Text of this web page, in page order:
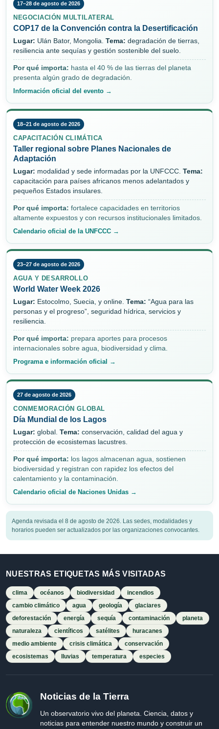
17–28 de agosto de 2026
NEGOCIACIÓN MULTILATERAL
COP17 de la Convención contra la Desertificación
Lugar: Ulán Bator, Mongolia. Tema: degradación de tierras,
resiliencia ante sequías y gestión sostenible del suelo.
Por qué importa: hasta el 40 % de las tierras del planeta
presenta algún grado de degradación.
Información oficial del evento →
18–21 de agosto de 2026
CAPACITACIÓN CLIMÁTICA
Taller regional sobre Planes Nacionales de
Adaptación
Lugar: modalidad y sede informadas por la UNFCCC. Tema:
capacitación para países africanos menos adelantados y
pequeños Estados insulares.
Por qué importa: fortalece capacidades en territorios
altamente expuestos y con recursos institucionales limitados.
Calendario oficial de la UNFCCC →
23–27 de agosto de 2026
AGUA Y DESARROLLO
World Water Week 2026
Lugar: Estocolmo, Suecia, y online. Tema: “Agua para las
personas y el progreso”, seguridad hídrica, servicios y
resiliencia.
Por qué importa: prepara aportes para procesos
internacionales sobre agua, biodiversidad y clima.
Programa e información oficial →
27 de agosto de 2026
CONMEMORACIÓN GLOBAL
Día Mundial de los Lagos
Lugar: global. Tema: conservación, calidad del agua y
protección de ecosistemas lacustres.
Por qué importa: los lagos almacenan agua, sostienen
biodiversidad y registran con rapidez los efectos del
calentamiento y la contaminación.
Calendario oficial de Naciones Unidas →
Agenda revisada el 8 de agosto de 2026. Las sedes, modalidades y
horarios pueden ser actualizados por las organizaciones convocantes.
NUESTRAS ETIQUETAS MÁS VISITADAS
clima océanos biodiversidad
incendios
cambio climático
agua geología
glaciares
deforestación
energía sequía contaminación
planeta
naturaleza
científicos satélites
huracanes
medio ambiente
crisis climática
conservación
ecosistemas
lluvias temperatura especies
Noticias de la Tierra
Un observatorio vivo del planeta. Ciencia, datos y
noticias para entender nuestro mundo y construir un